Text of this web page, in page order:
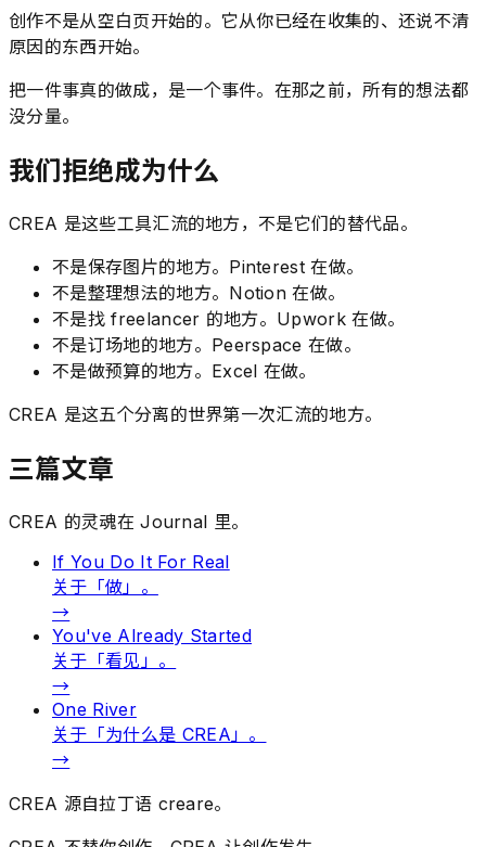
创作不是从空白页开始的。它从你已经在收集的、还说不清
原因的东西开始。
把一件事真的做成，是一个事件。在那之前，所有的想法都
没分量。
我们拒绝成为什么
CREA 是这些工具汇流的地方，不是它们的替代品。
不是保存图片的地方。Pinterest 在做。
不是整理想法的地方。Notion 在做。
不是找 freelancer 的地方。Upwork 在做。
不是订场地的地方。Peerspace 在做。
不是做预算的地方。Excel 在做。
CREA 是这五个分离的世界第一次汇流的地方。
三篇文章
CREA 的灵魂在 Journal 里。
If You Do It For Real
关于「做」。
→
You've Already Started
关于「看见」。
→
One River
关于「为什么是 CREA」。
→
CREA 源自拉丁语 creare。